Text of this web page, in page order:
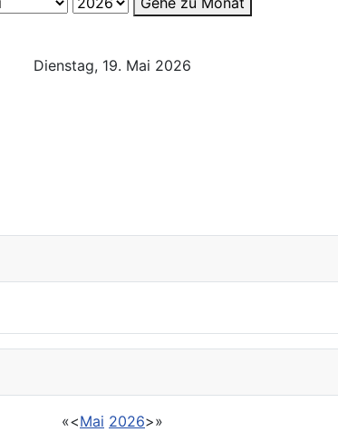
Dienstag, 19. Mai 2026
«<Mai 2026>»